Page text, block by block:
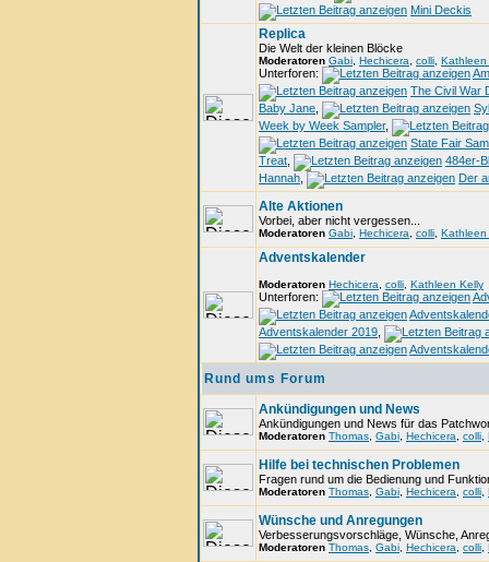
Mini Deckis
Replica
Die Welt der kleinen Blöcke
Moderatoren Gabi Hechicera colli Kathleen
Unterforen:
The Civil War
Baby Jane
Week by Week Sampler,
State Fair
Treat
484er-
Hannah
Der
Alte Aktionen
Vorbei, aber nicht vergessen...
Moderatoren Gabi Hechicera colli Kathleen
Adventskalender
Moderatoren Hechicera colli Kathleen Kelly
Unterforen:
Adventskalender 2019
Rund ums Forum
Ankündigungen und News
Ankündigungen und News für das
Moderatoren Thomas Gabi Hechicera colli
Hilfe bei technischen Problemen
Fragen rund um die Bedienung und
Moderatoren Thomas Gabi Hechicera colli
Wünsche und Anregungen
Verbesserungsvorschläge, Wünsche,
Moderatoren Thomas Gabi Hechicera colli